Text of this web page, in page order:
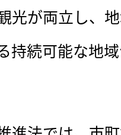
光が両立し、
持続可能な地